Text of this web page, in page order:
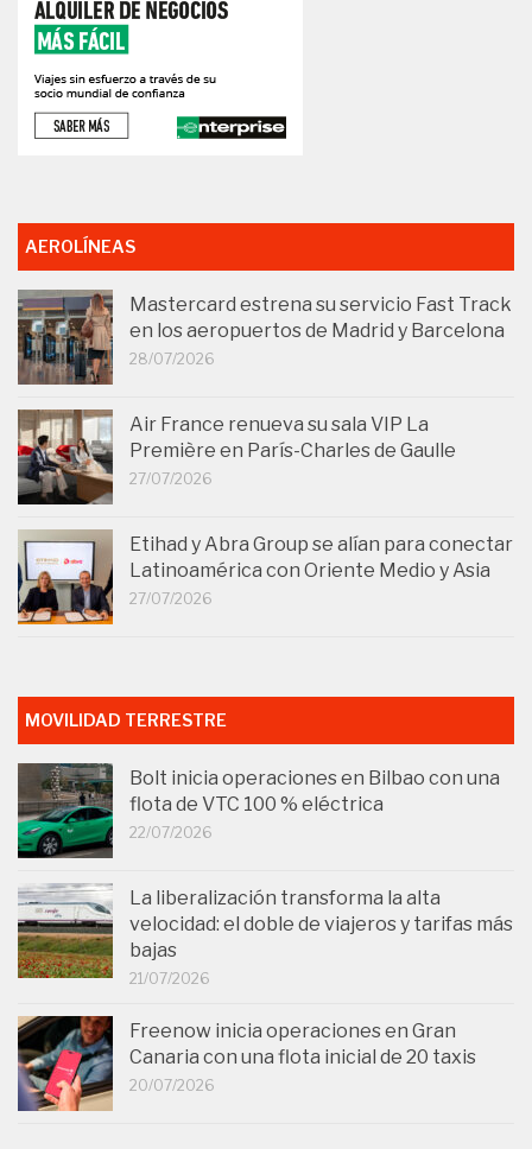
AEROLÍNEAS
Mastercard estrena su servicio Fast Track
en los aeropuertos de Madrid y Barcelona
28/07/2026
Air France renueva su sala VIP La
Première en París-Charles de Gaulle
27/07/2026
Etihad y Abra Group se alían para conectar
Latinoamérica con Oriente Medio y Asia
27/07/2026
MOVILIDAD TERRESTRE
Bolt inicia operaciones en Bilbao con una
flota de VTC 100 % eléctrica
22/07/2026
La liberalización transforma la alta
velocidad: el doble de viajeros y tarifas más
bajas
21/07/2026
Freenow inicia operaciones en Gran
Canaria con una flota inicial de 20 taxis
20/07/2026